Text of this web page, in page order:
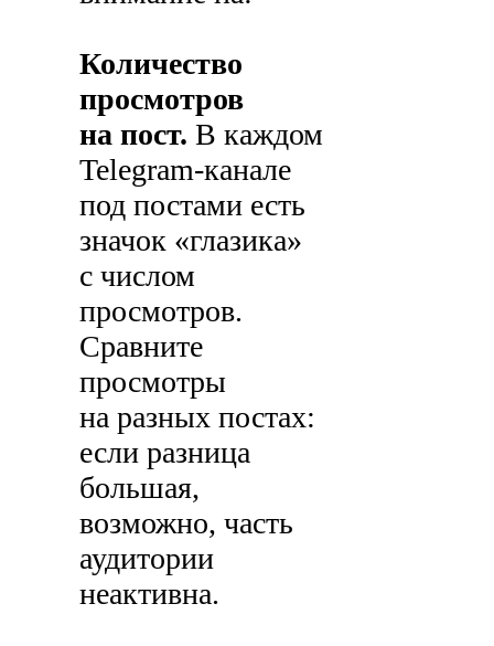
Количество
просмотров
на пост.В каждом
Telegram-канале
под постами есть
значок «глазика»
с числом
просмотров.
Сравните
просмотры
на разных постах:
если разница
большая,
возможно, часть
аудитории
неактивна.